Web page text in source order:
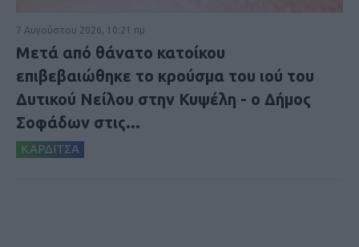
7 Αυγούστου 2026, 10:21 πμ
Μετά από θάνατο κατοίκου
επιβεβαιώθηκε το κρούσμα του ιού του
Δυτικού Νείλου στην Κυψέλη - ο Δήμος
Σοφάδων στις...
ΚΑΡΔΙΤΣΑ